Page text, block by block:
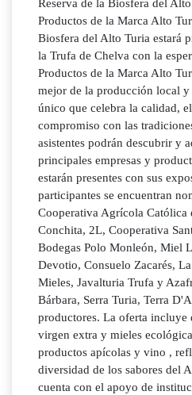
Reserva de la Biosfera del
Productos de la Marca Alto
Biosfera del Alto Turia estará
la Trufa de Chelva con la
Productos de la Marca Alto
mejor de la producción local y
único que celebra la calidad,
compromiso con las
asistentes podrán descubrir y
principales empresas y
estarán presentes con sus
participantes se encuentran
Cooperativa Agrícola Católica
Conchita, 2L, Cooperativa
Bodegas Polo Monleón, Miel
Devotio, Consuelo Zacarés,
Mieles, Javalturia Trufa y
Bárbara, Serra Turia, Terra
productores. La oferta incluye
virgen extra y mieles
productos apícolas y vino ,
diversidad de los sabores del
cuenta con el apoyo de